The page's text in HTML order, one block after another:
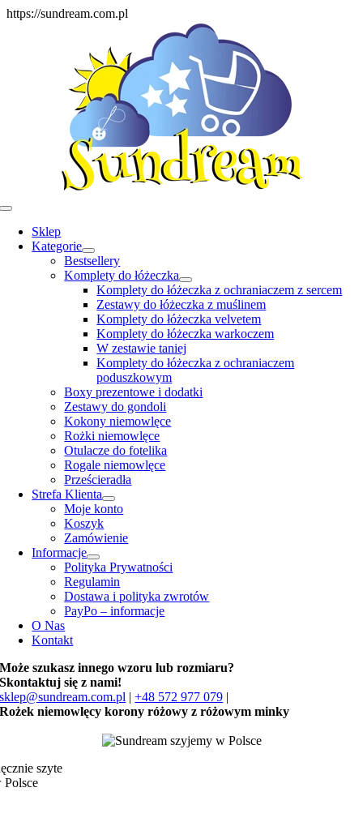
https://sundream.com.pl
content
Toggle
Navigation
Sklep
Kategorie
Bestsellery
Komplety do łóżeczka
Komplety do łóżeczka z ochraniaczem z sercem
Zestawy do łóżeczka z muślinem
Komplety do łóżeczka velvetem
Komplety do łóżeczka warkoczem
W zestawie taniej
Komplety do łóżeczka z ochraniaczem
poduszkowym
Boxy prezentowe i dodatki
Zestawy do gondoli
Kokony niemowlęce
Rożki niemowlęce
Otulacze do fotelika
Rogale niemowlęce
Prześcieradła
Strefa Klienta
Moje konto
Koszyk
Zamówienie
Informacje
Polityka Prywatności
Regulamin
Dostawa i polityka zwrotów
PayPo – informacje
O Nas
Kontakt
Może szukasz innego wzoru lub rozmiaru?
Skontaktuj się z nami!
sklep@sundream.com.pl |+48 572 977 079 |
Rożek niemowlęcy korony różowy z różowym minky
szyte
Polsce